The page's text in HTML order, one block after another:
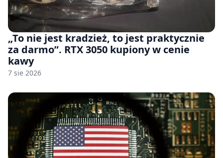
„To nie jest kradzież, to jest praktycznie
za darmo”. RTX 3050 kupiony w cenie
kawy
7 sie 2026